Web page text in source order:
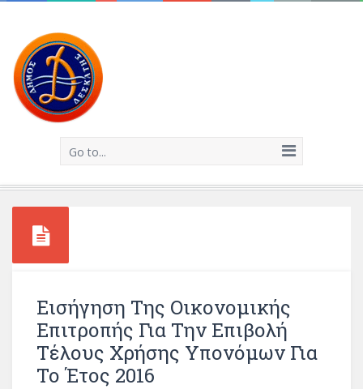
Go to...
Εισήγηση Της Οικονομικής
Επιτροπής Για Την Επιβολή
Τέλους Χρήσης Υπονόμων Για
Το Έτος 2016